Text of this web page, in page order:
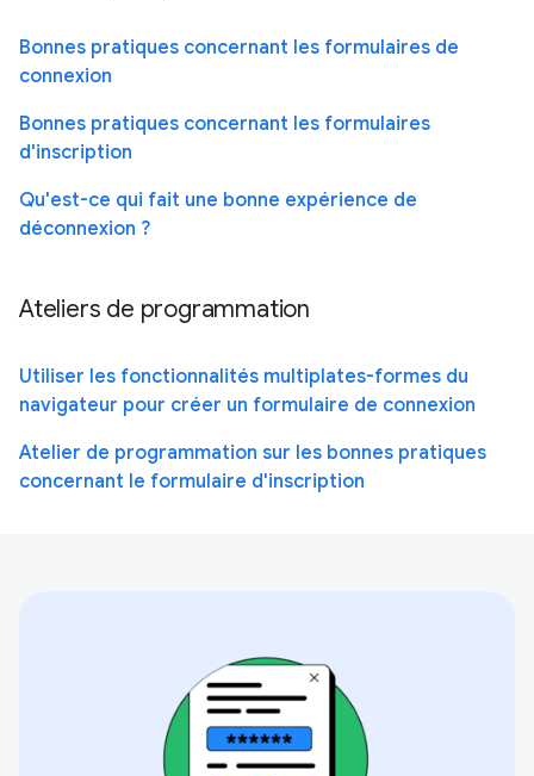
Bonnes pratiques concernant les formulaires de
connexion
Bonnes pratiques concernant les formulaires
d'inscription
Qu'est-ce qui fait une bonne expérience de
déconnexion ?
Ateliers de programmation
Utiliser les fonctionnalités multiplates-formes du
navigateur pour créer un formulaire de connexion
Atelier de programmation sur les bonnes pratiques
concernant le formulaire d'inscription